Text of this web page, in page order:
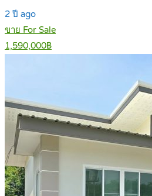
2 ปี ago
ขาย For Sale
1,590,000฿